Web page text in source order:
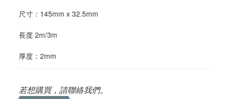
尺寸：145mm x 32.5mm
長度 2m/3m
厚度：2mm
若想購買，請聯絡我們。